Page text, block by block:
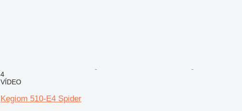
4
VÍDEO
Kegiom 510-E4 Spider